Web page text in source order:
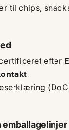
til chips,
efter
.
emballagelinjer